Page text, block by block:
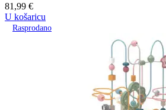
81,99 €
U košaricu
Rasprodano